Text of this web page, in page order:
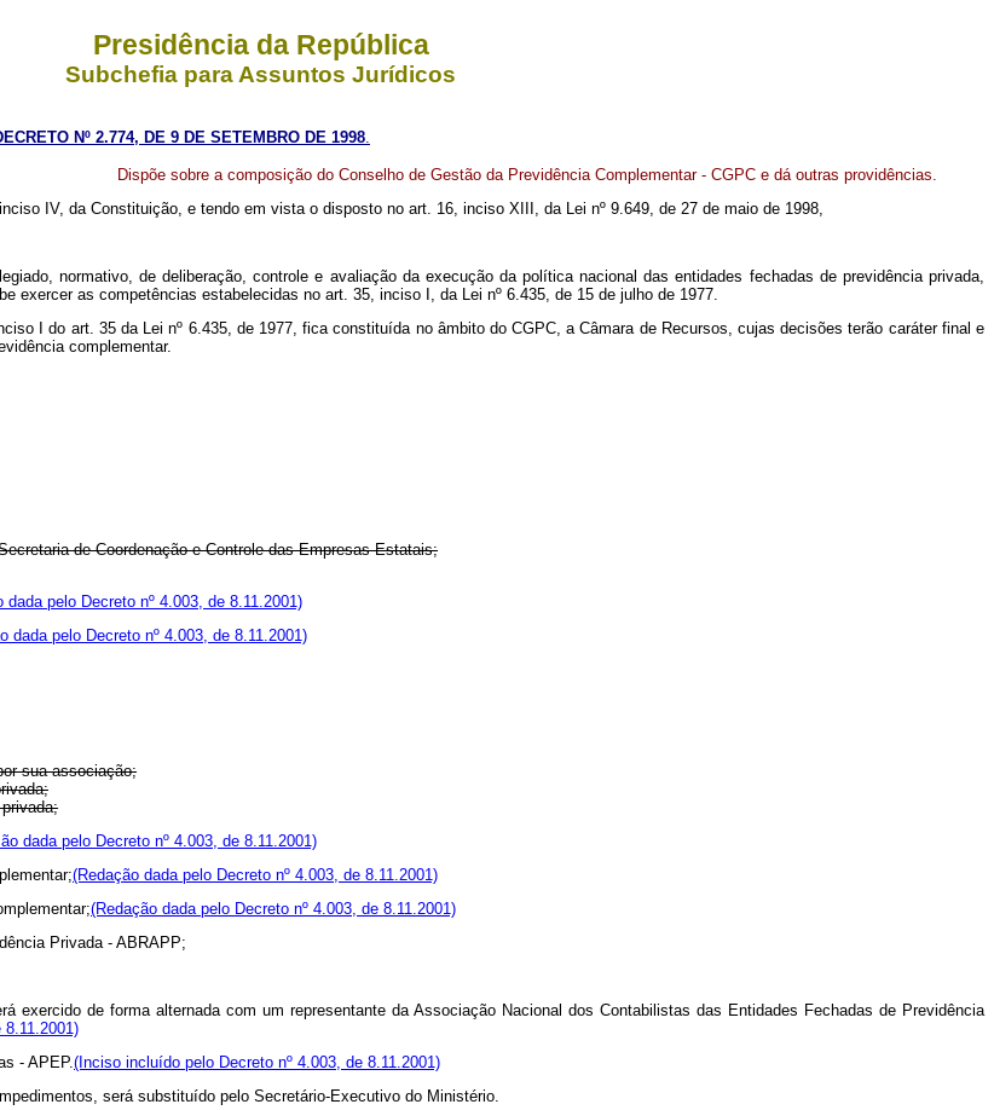
Presidência da República
Subchefia para Assuntos Jurídicos
Nº 2.774, DE 9 DE SETEMBRO DE 1998.
Dispõe sobre a composição do Conselho de Gestão da Previdência Complementar - CGPC e dá outras providências.
IV, da Constituição, e tendo em vista o disposto no art. 16, inciso XIII, da Lei nº 9.649, de 27 de maio de 1998,
normativo, de deliberação, controle e avaliação da execução da política nacional das entidades fechadas de previdência privada,
exercer as competências estabelecidas no art. 35, inciso I, da Lei nº 6.435, de 15 de julho de 1977.
I do art. 35 da Lei nº 6.435, de 1977, fica constituída no âmbito do CGPC, a Câmara de Recursos, cujas decisões terão caráter final e
complementar.
de Coordenação e Controle das Empresas Estatais;
dada pelo Decreto nº 4.003, de 8.11.2001)
dada pelo Decreto nº 4.003, de 8.11.2001)
sua associação;
dada pelo Decreto nº 4.003, de 8.11.2001)
(Redação dada pelo Decreto nº 4.003, de 8.11.2001)
(Redação dada pelo Decreto nº 4.003, de 8.11.2001)
Privada - ABRAPP;
de forma alternada com um representante da Associação Nacional dos Contabilistas das Entidades Fechadas de Previdência
8.11.2001)
- APEP.(Inciso incluído pelo Decreto nº 4.003, de 8.11.2001)
será substituído pelo Secretário-Executivo do Ministério.